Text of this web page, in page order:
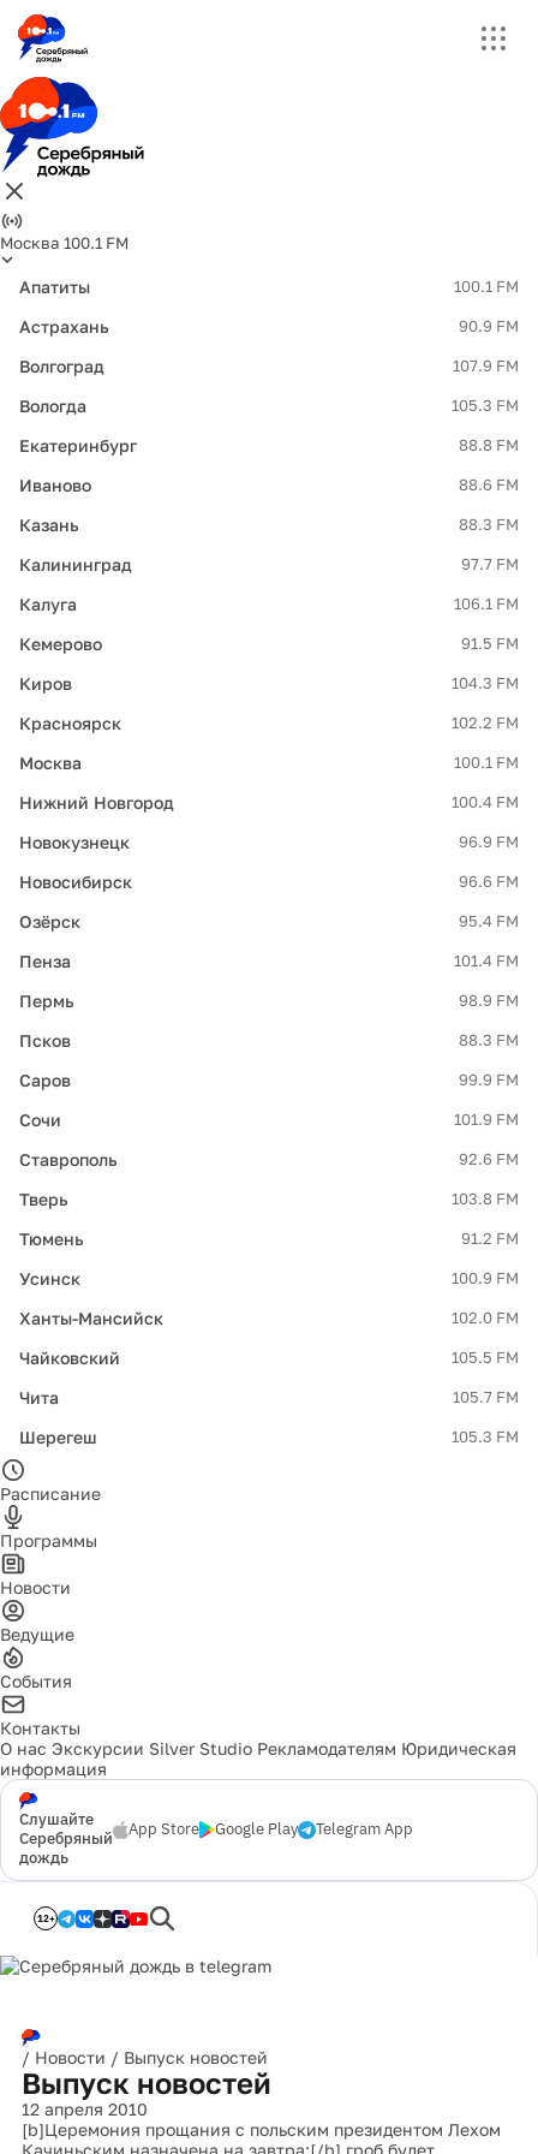
Москва 100.1 FM
Апатиты 100.1 FM
Астрахань 90.9 FM
Волгоград 107.9 FM
Вологда 105.3 FM
Екатеринбург 88.8 FM
Иваново 88.6 FM
Казань 88.3 FM
Калининград 97.7 FM
Калуга 106.1 FM
Кемерово 91.5 FM
Киров 104.3 FM
Красноярск 102.2 FM
Москва 100.1 FM
Нижний Новгород 100.4 FM
Новокузнецк 96.9 FM
Новосибирск 96.6 FM
Озёрск 95.4 FM
Пенза 101.4 FM
Пермь 98.9 FM
Псков 88.3 FM
Саров 99.9 FM
Сочи 101.9 FM
Ставрополь 92.6 FM
Тверь 103.8 FM
Тюмень 91.2 FM
Усинск 100.9 FM
Ханты-Мансийск 102.0 FM
Чайковский 105.5 FM
Чита 105.7 FM
Шерегеш 105.3 FM
Расписание
Программы
Новости
Ведущие
События
Контакты
О нас Экскурсии Silver Studio Рекламодателям Юридическая
информация
Слушайте
Серебряный
дождь
App Store Google Play Telegram App
12+
/ Новости / Выпуск новостей
Выпуск новостей
12 апреля 2010
[b]Церемония прощания с польским президентом Лехом